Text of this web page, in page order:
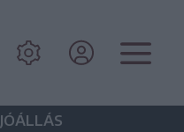
JÓÁLLÁS